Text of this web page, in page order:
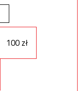
100 zł